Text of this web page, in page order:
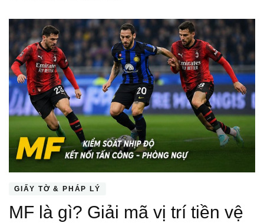
GIẤY TỜ & PHÁP LÝ
MF là gì? Giải mã vị trí tiền vệ